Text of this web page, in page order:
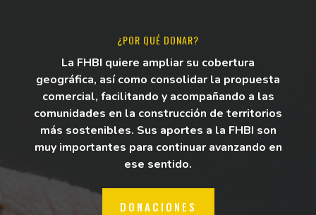
¿POR QUÉ DONAR?
La FHBI quiere ampliar su cobertura
geográfica, así como consolidar la propuesta
comercial, facilitando y acompañando a las
comunidades en la construcción de territorios
más sostenibles. Sus aportes a la FHBI son
muy importantes para continuar avanzando en
ese sentido.
DONACIONES